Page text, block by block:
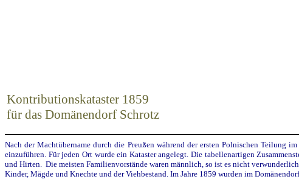
Kontributionskataster 1859
für das Domänendorf Schrotz
Nach der Machtübername durch die Preußen während der ersten Polnischen Teilung
einzuführen. Für jeden Ort wurde ein Kataster angelegt. Die tabellenartigen
und Hirten. Die meisten Familienvorstände waren männlich, so ist es nicht
Kinder, Mägde und Knechte und der Viehbestand. Im Jahre 1859 wurden im